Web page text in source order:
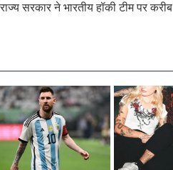
सरकार ने भारतीय हॉकी टीम पर